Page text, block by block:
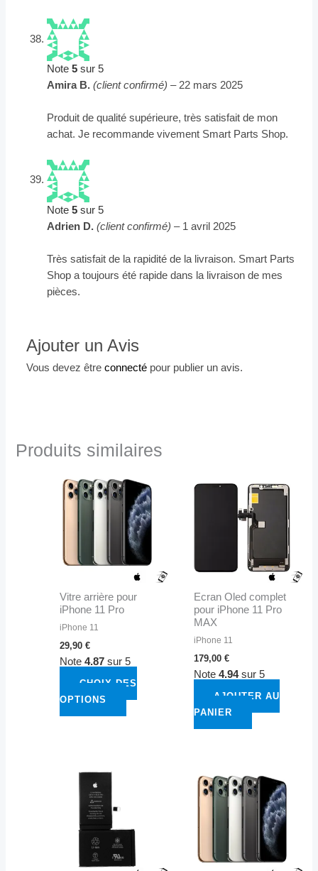
Note5 sur 5
Amira B.(client confirmé) – 22 mars 2025
Produit de qualité supérieure, très satisfait de mon
achat. Je recommande vivement Smart Parts Shop.
Note5 sur 5
Adrien D.(client confirmé) – 1 avril 2025
Très satisfait de la rapidité de la livraison. Smart Parts
Shop a toujours été rapide dans la livraison de mes
pièces.
Ajouter un Avis
Vous devez êtreconnecté pour publier un avis.
Produits similaires
Vitre arrière pour
iPhone 11 Pro
iPhone 11
29,90 €
Note 4.87sur 5
CHOIX DES
OPTIONS
produit
plusieurs
variations.
Les
options
peuvent
être
page
du
produit
Ecran Oled complet
pour iPhone 11 Pro
MAX
iPhone 11
179,00€
Note4.94sur 5
AJOUTER AU
PANIER
variations.
Les
options
produit
plusieurs
variations.
Les
options